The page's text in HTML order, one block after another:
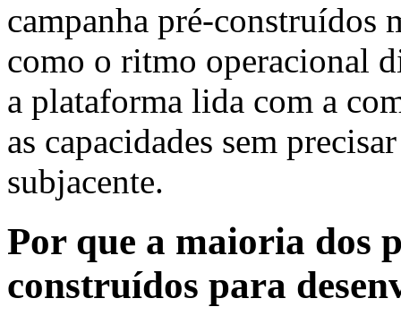
campanha pré-construídos
como o ritmo operacional
a plataforma lida com a
as capacidades sem
subjacente.
Por que a maioria dos
construídos para